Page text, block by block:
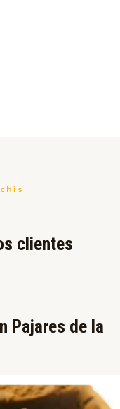
clientes
Pajares de la